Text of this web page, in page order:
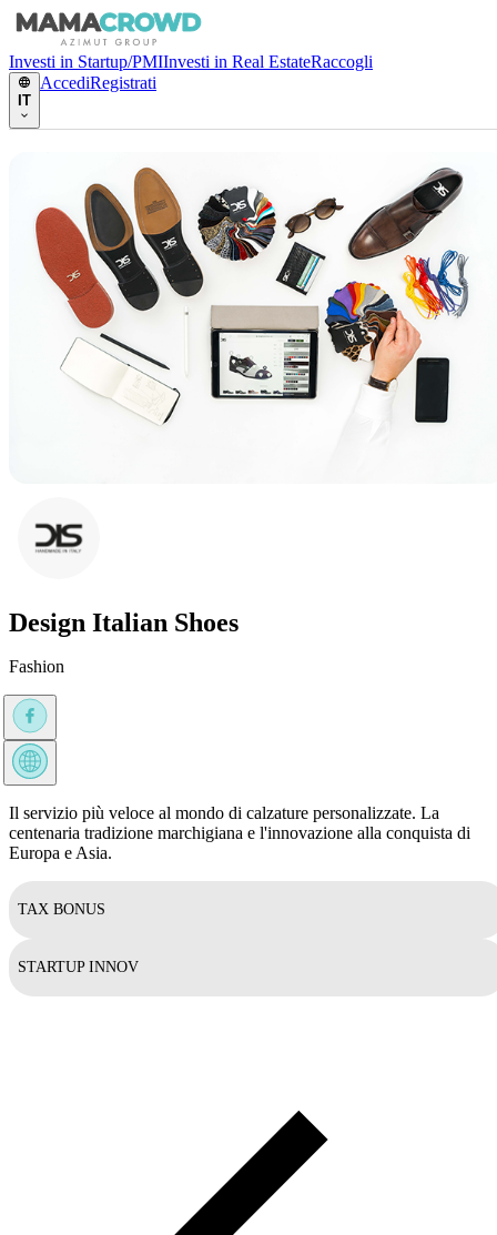
Investi in Startup/PMIInvesti in Real EstateRaccogli
IT
AccediRegistrati
Design Italian Shoes
Fashion
Il servizio più veloce al mondo di calzature personalizzate. La
centenaria tradizione marchigiana e l'innovazione alla conquista di
Europa e Asia.
TAX BONUS
STARTUP INNOV